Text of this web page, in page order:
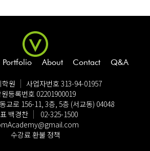
Portfolio About Contact Q&A
원
사업자번호 313-94-01957
등록번호 02201900019
교로 156-11, 3층, 5층 (서교동) 04048
백경찬
02-325-1500
수강료 환불 정책